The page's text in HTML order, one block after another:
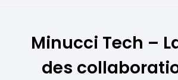
Minucci Tech –
des